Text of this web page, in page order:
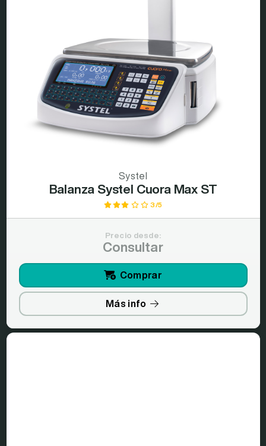
Systel
Balanza Systel Cuora Max ST
3/5
Precio desde:
Consultar
Comprar
Más info